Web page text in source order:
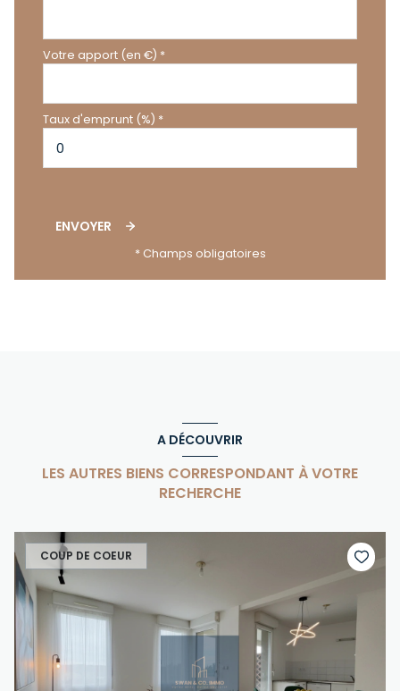
Votre apport (en €) *
Taux d'emprunt (%) *
ENVOYER
* Champs obligatoires
A DÉCOUVRIR
LES AUTRES BIENS CORRESPONDANT À VOTRE
RECHERCHE
COUP DE COEUR